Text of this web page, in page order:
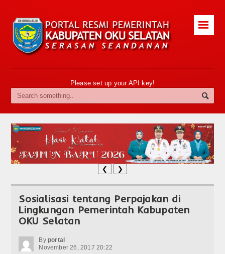
☰
Please set up your API key!
❮ ❯
Sosialisasi tentang Perpajakan di
Lingkungan Pemerintah Kabupaten
OKU Selatan
By portal
November 26, 2017 20:22